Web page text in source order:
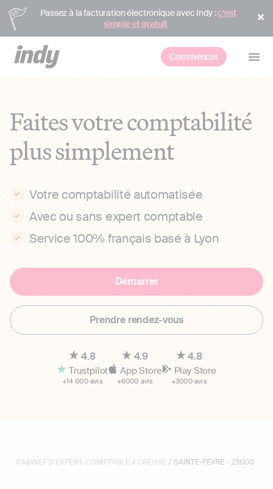
Passez à la facturation électronique avec Indy :c’est
simple et gratuit
Commencer
Faites votre comptabilité
plus simplement
Votre comptabilité automatisée
Avec ou sans expert comptable
Service 100% français basé à Lyon
Démarrer
Prendre rendez-vous
4.8
Trustpilot
+14 000 avis
4.9
App Store
+6000 avis
4.8
Play Store
+3000 avis
CABINET D'EXPERT-COMPTABLE / CREUSE / SAINTE-FEYRE - 23000